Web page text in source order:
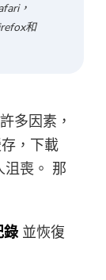
，
和
多因素，
，下載
沮喪。 那
錄 並恢復